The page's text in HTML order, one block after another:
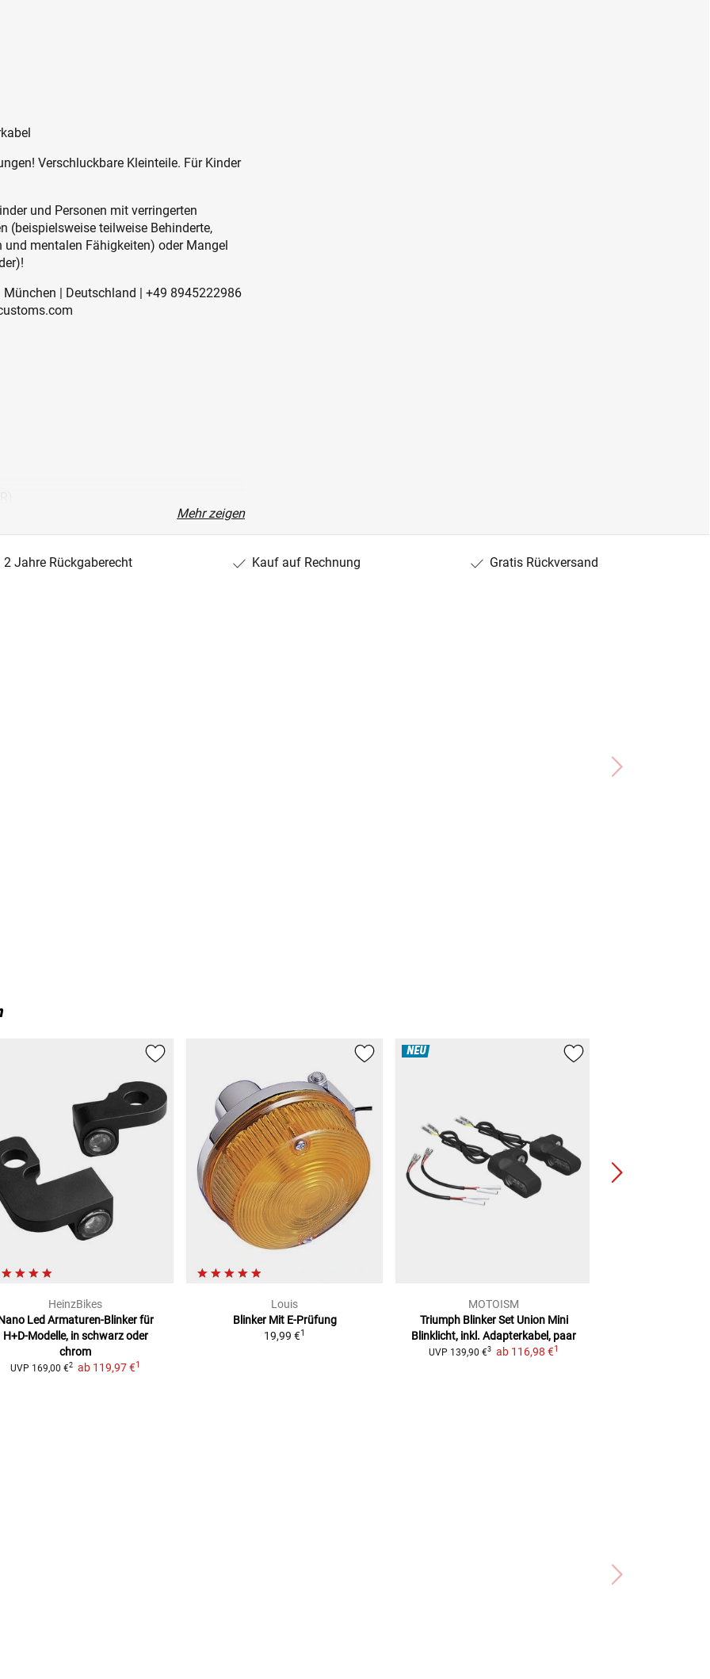
Verschluckbare Kleinteile. Für Kinder
und Personen mit verringerten
(beispielsweise teilweise Behinderte,
mentalen Fähigkeiten) oder Mangel
| Deutschland | +49 8945222986
4) (MULTI1260SGT/20)
18)
16)
Mehr zeigen
2 Jahre Rückgaberecht Kauf auf Rechnung Gratis Rückversand
HeinzBikes
Led Armaturen-Blinker für
H+D-Modelle, in schwarz oder
chrom
UVP 169,00 €2 ab 119,97 €1
Louis
Blinker Mit E-Prüfung
19,99 €1
NEU
MOTOISM
Triumph Blinker Set Union Mini
Blinklicht, inkl. Adapterkabel, paar
UVP 139,90 €3 ab 116,98 €1